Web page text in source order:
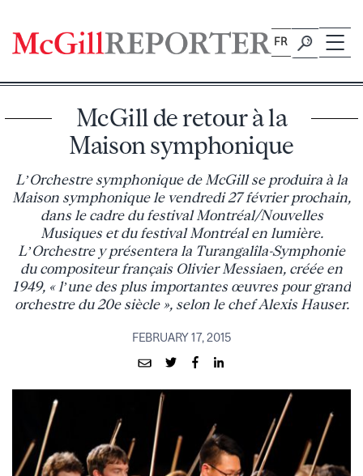
content
FR
McGill de retour à la
Maison symphonique
L’Orchestre symphonique de McGill se produira à la
Maison symphonique le vendredi 27 février prochain,
dans le cadre du festival Montréal/Nouvelles
Musiques et du festival Montréal en lumière.
L’Orchestre y présentera la Turangalîla-Symphonie
du compositeur français Olivier Messiaen, créée en
1949, « l’une des plus importantes œuvres pour grand
orchestre du 20e siècle », selon le chef Alexis Hauser.
FEBRUARY 17, 2015